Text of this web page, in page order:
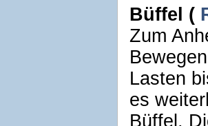
Büffel (
Zum
Lasten
es
Büffel.